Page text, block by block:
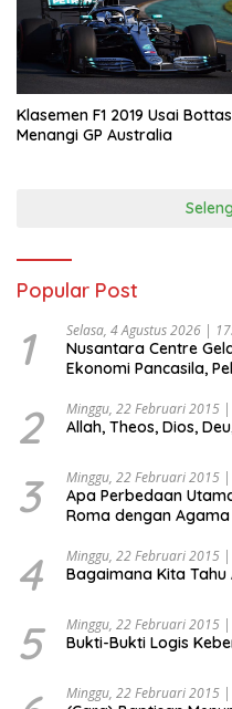
Klasemen F1 2019 Usai Bottas
Menangi GP Australia
Popular Post
1 Selasa, 4 Agustus 2026 |
Nusantara Centre
Ekonomi Pancasila,
Ekonomi Politik
“Urgensi Undang-
Indonesia Emas 2045”,
2 Minggu, 22 Februari 2015
Allah, Theos, Dios,
3 Minggu, 22 Februari 2015
Apa Perbedaan
Roma dengan
4 Minggu, 22 Februari 2015
Bagaimana Kita
5 Minggu, 22 Februari 2015
Bukti-Bukti Logis
Minggu, 22 Februari 2015